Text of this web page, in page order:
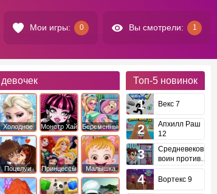
Мои игры: 0 Вы смотрели: 1
Холодное
Сердце
Монстр Хай Беременные
Поцелуи
Принцессы
Диснея
Малышка
Хейзел
Топ-5 новинок
Векс 7
Апхилл Раш
12
Средневековый
воин против
Вортекс 9